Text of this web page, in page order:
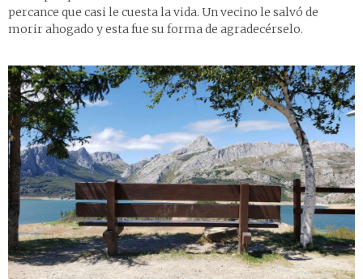
percance que casi le cuesta la vida. Un vecino le salvó de
morir ahogado y esta fue su forma de agradecérselo.